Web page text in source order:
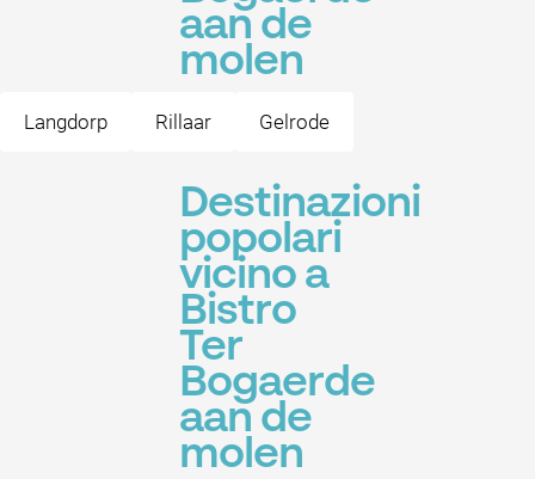
aan de
molen
Langdorp Rillaar Gelrode
Destinazioni
popolari
vicino a
Bistro
Ter
Bogaerde
aan de
molen